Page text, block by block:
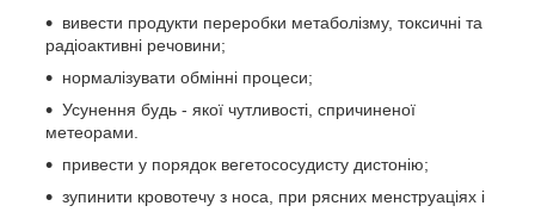
вивести продукти переробки метаболізму, токсичні та
радіоактивні речовини;
нормалізувати обмінні процеси;
Усунення будь - якої чутливості, спричиненої
метеорами.
привести у порядок вегетососудисту дистонію;
зупинити кровотечу з носа, при рясних менструаціях і